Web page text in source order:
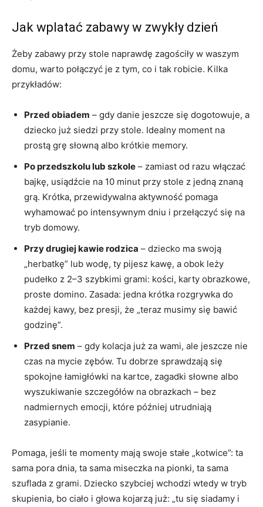
Jak wplatać zabawy w zwykły dzień
Żeby zabawy przy stole naprawdę zagościły w waszym
domu, warto połączyć je z tym, co i tak robicie. Kilka
przykładów:
Przed obiadem – gdy danie jeszcze się dogotowuje, a
dziecko już siedzi przy stole. Idealny moment na
prostą grę słowną albo krótkie memory.
Po przedszkolu lub szkole – zamiast od razu włączać
bajkę, usiądźcie na 10 minut przy stole z jedną znaną
grą. Krótka, przewidywalna aktywność pomaga
wyhamować po intensywnym dniu i przełączyć się na
tryb domowy.
Przy drugiej kawie rodzica – dziecko ma swoją
„herbatkę” lub wodę, ty pijesz kawę, a obok leży
pudełko z 2–3 szybkimi grami: kości, karty obrazkowe,
proste domino. Zasada: jedna krótka rozgrywka do
każdej kawy, bez presji, że „teraz musimy się bawić
godzinę”.
Przed snem – gdy kolacja już za wami, ale jeszcze nie
czas na mycie zębów. Tu dobrze sprawdzają się
spokojne łamigłówki na kartce, zagadki słowne albo
wyszukiwanie szczegółów na obrazkach – bez
nadmiernych emocji, które później utrudniają
zasypianie.
Pomaga, jeśli te momenty mają swoje stałe „kotwice”: ta
sama pora dnia, ta sama miseczka na pionki, ta sama
szuflada z grami. Dziecko szybciej wchodzi wtedy w tryb
skupienia, bo ciało i głowa kojarzą już: „tu się siadamy i